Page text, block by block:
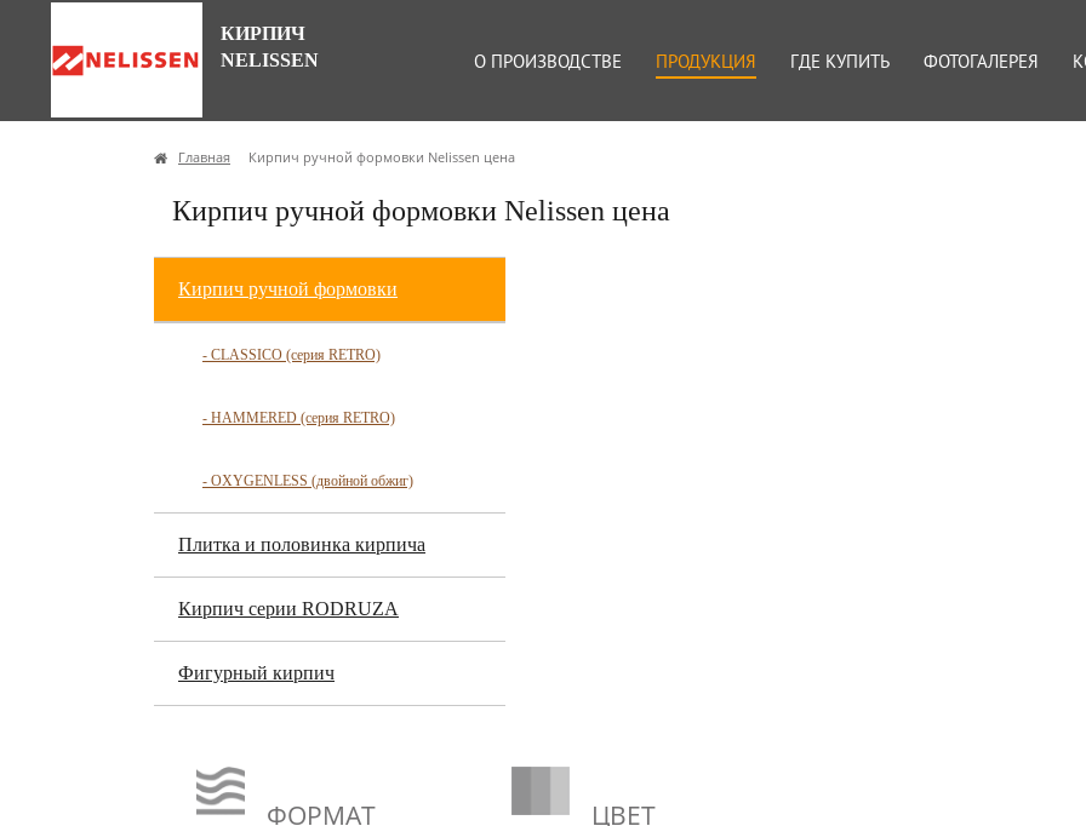
КИРПИЧ
NELISSEN
О ПРОИЗВОДСТВЕ ПРОДУКЦИЯ ГДЕ КУПИТЬ ФОТОГАЛЕРЕЯ
Главная Кирпич ручной формовки Nelissen цена
Кирпич ручной формовки Nelissen цена
Кирпич ручной формовки
- CLASSICO (серия RETRO)
- HAMMERED (серия RETRO)
- OXYGENLESS (двойной обжиг)
Плитка и половинка кирпича
Кирпич серии RODRUZA
Фигурный кирпич
ФОРМАТ ЦВЕТ